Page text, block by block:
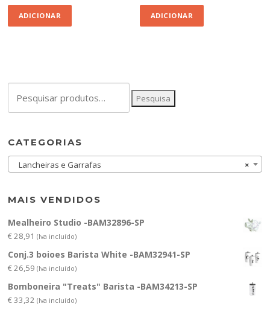
ADICIONAR ADICIONAR
por:
Pesquisa
CATEGORIAS
×
Lancheiras e Garrafas
MAIS VENDIDOS
Mealheiro Studio -BAM32896-SP
€28,91 (Iva incluído)
Conj.3 boioes Barista White -BAM32941-SP
€26,59 (Iva incluído)
Bomboneira "Treats" Barista -BAM34213-SP
€33,32 (Iva incluído)